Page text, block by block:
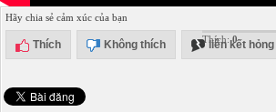
Hãy chia sẻ cảm xúc của bạn
Thích Không thích liên kết hỏng
Thích:0